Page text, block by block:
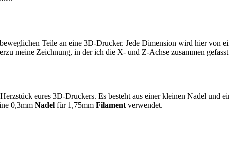
Teile an eine 3D-Drucker. Jede Dimension wird hier von
meine Zeichnung, in der ich die X- und Z-Achse zusammen gefasst
eures 3D-Druckers. Es besteht aus einer kleinen Nadel und
0,3mm Nadel für 1,75mm Filament verwendet.